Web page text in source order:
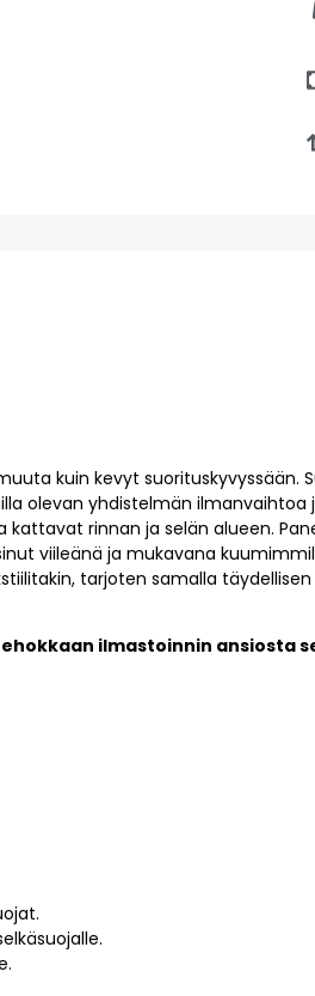
kuin kevyt suorituskyvyssään.
olevan yhdistelmän ilmanvaihtoa
rinnan ja selän alueen.
viileänä ja mukavana
tarjoten samalla
ilmastoinnin ansiosta